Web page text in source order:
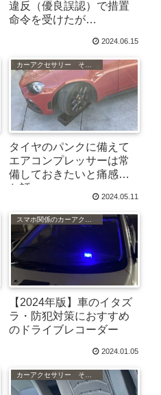
違反（優良誤認）で措置
命令を受けたが…
2024.06.15
タイヤのパンクに備えて
エアコンプレッサーは常
備しておきたいと痛感し
た話
2024.05.11
【2024年版】車のイタズ
ラ・防犯対策におすすめ
のドライブレコーダー
2024.01.05